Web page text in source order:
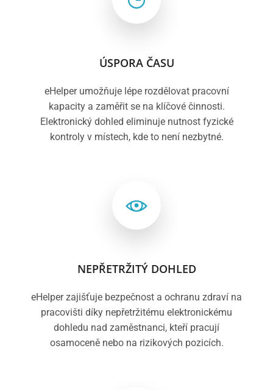
ÚSPORA ČASU
eHelper umožňuje lépe rozdělovat pracovní
kapacity a zaměřit se na klíčové činnosti.
Elektronický dohled eliminuje nutnost fyzické
kontroly v místech, kde to není nezbytné.
NEPŘETRŽITÝ DOHLED
eHelper zajišťuje bezpečnost a ochranu zdraví na
pracovišti díky nepřetržitému elektronickému
dohledu nad zaměstnanci, kteří pracují
osamoceně nebo na rizikových pozicích.